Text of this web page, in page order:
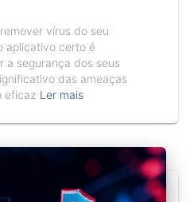
vírus do seu
aplicativo certo é
a segurança dos seus
das ameaças
eficaz Ler mais